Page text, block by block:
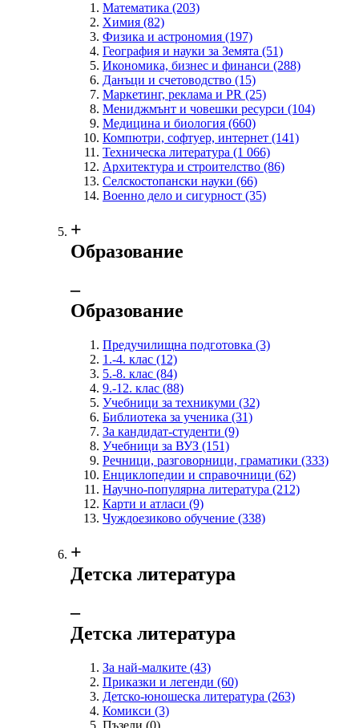
Математика (203)
Химия (82)
Физика и астрономия (197)
География и науки за Земята (51)
Икономика, бизнес и финанси (288)
Данъци и счетоводство (15)
Маркетинг, реклама и PR (25)
Мениджмънт и човешки ресурси (104)
Медицина и биология (660)
Компютри, софтуер, интернет (141)
Техническа литература (1 066)
Архитектура и строителство (86)
Селскостопански науки (66)
Военно дело и сигурност (35)
+
Образование
‒
Образование
Предучилищна подготовка (3)
1.-4. клас (12)
5.-8. клас (84)
9.-12. клас (88)
Учебници за техникуми (32)
Библиотека за ученика (31)
За кандидат-студенти (9)
Учебници за ВУЗ (151)
Речници, разговорници, граматики (333)
Енциклопедии и справочници (62)
Научно-популярна литература (212)
Карти и атласи (9)
Чуждоезиково обучение (338)
+
Детска литература
‒
Детска литература
За най-малките (43)
Приказки и легенди (60)
Детско-юношеска литература (263)
Комикси (3)
Пъзели (0)